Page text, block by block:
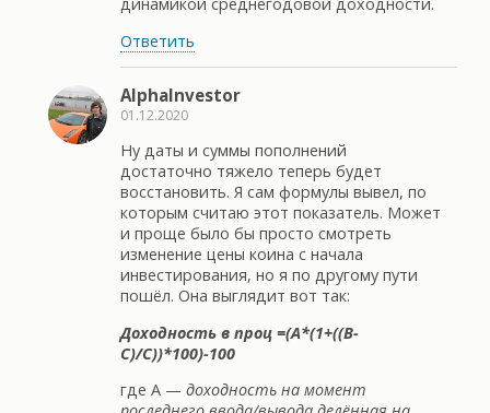
Ответить
AlphaInvestor
01.12.2020
Ну даты и суммы пополнений
достаточно тяжело теперь будет
восстановить. Я сам формулы вывел, по
которым считаю этот показатель. Может
и проще было бы просто смотреть
изменение цены коина с начала
инвестирования, но я по другому пути
пошёл. Она выглядит вот так:
Доходность в проц =(A*(1+((B-
C)/C))*100)-100
где А — доходность на момент